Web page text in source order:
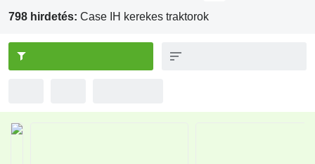
798 hirdetés: Case IH kerekes traktorok